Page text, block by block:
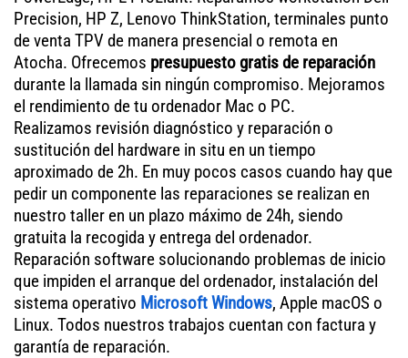
Precision, HP Z, Lenovo ThinkStation, terminales punto
de venta TPV de manera presencial o remota en
Atocha. Ofrecemos presupuesto gratis de reparación
durante la llamada sin ningún compromiso. Mejoramos
el rendimiento de tu ordenador Mac o PC.
Realizamos revisión diagnóstico y reparación o
sustitución del hardware in situ en un tiempo
aproximado de 2h. En muy pocos casos cuando hay que
pedir un componente las reparaciones se realizan en
nuestro taller en un plazo máximo de 24h, siendo
gratuita la recogida y entrega del ordenador.
Reparación software solucionando problemas de inicio
que impiden el arranque del ordenador, instalación del
sistema operativo Microsoft Windows, Apple macOS o
Linux. Todos nuestros trabajos cuentan con factura y
garantía de reparación.